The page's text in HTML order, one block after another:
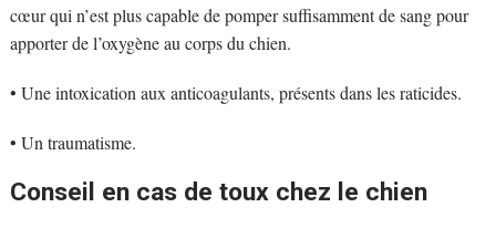
cœur qui n’est plus capable de pomper suffisamment de sang pour
apporter de l’oxygène au corps du chien.
• Une intoxication aux anticoagulants, présents dans les raticides.
• Un traumatisme.
Conseil en cas de toux chez le chien